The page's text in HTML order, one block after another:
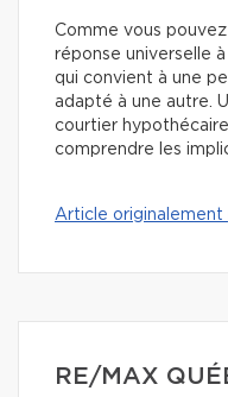
Comme vous
réponse universelle
qui convient à une
adapté à une autre.
courtier
comprendre les
Article originalement
RE/MAX